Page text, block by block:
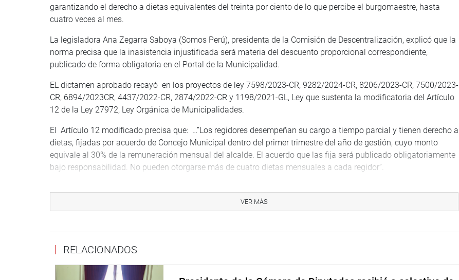
garantizando el derecho a dietas equivalentes del treinta por ciento de lo que percibe el burgomaestre, hasta
cuatro veces al mes.
La legisladora Ana Zegarra Saboya (Somos Perú), presidenta de la Comisión de Descentralización, explicó que la
norma precisa que la inasistencia injustificada será materia del descuento proporcional correspondiente,
publicado de forma obligatoria en el Portal de la Municipalidad.
EL dictamen aprobado recayó en los proyectos de ley 7598/2023-CR, 9282/2024-CR, 8206/2023-CR, 7500/2023-
CR, 6894/2023CR, 4437/2022-CR, 2874/2022-CR y 1198/2021-GL, Ley que sustenta la modificatoria del Artículo
12 de la Ley 27972, Ley Orgánica de Municipalidades.
El Artículo 12 modificado precisa que: …”Los regidores desempeñan su cargo a tiempo parcial y tienen derecho a
dietas, fijadas por acuerdo de Concejo Municipal dentro del primer trimestre del año de gestión, cuyo monto
equivale al 30% de la remuneración mensual del alcalde. El acuerdo que las fija será publicado obligatoriamente
bajo responsabilidad. No pueden otorgarse más de cuatro dietas mensuales a cada regidor”.
Proyecto de Ley 7241/2023-CR, que propone ajustes razonables para trabajadores que ejercen el cuidado de
familiares con discapacidad y enfermedades graves.
OFICINA DE COMUNICACIONES E IMAGEN INSTITUCIONAL
VER MÁS
RELACIONADOS